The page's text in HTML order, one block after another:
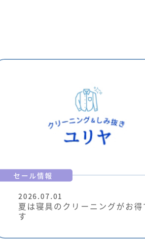
セール情報
2026.07.01
夏は寝具のクリーニングがお得
す